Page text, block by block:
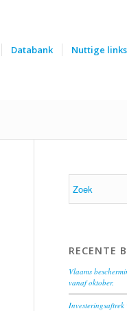
Databank Nuttige links
RECENTE
Vlaams
vanaf oktober.